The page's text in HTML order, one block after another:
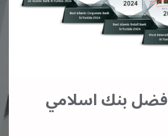
أفضل بنك اسلامي